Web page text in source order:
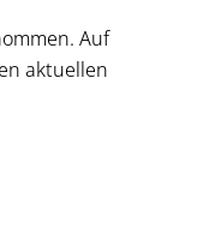
Auf
aktuellen